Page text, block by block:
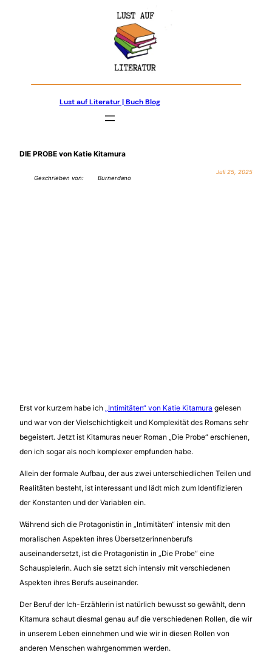
Lust auf Literatur | Buch Blog
DIE PROBE von Katie Kitamura
Geschrieben von: Burnerdano
Juli 25, 2025
Erst vor kurzem habe ich „Intimitäten“ von Katie Kitamura gelesen
und war von der Vielschichtigkeit und Komplexität des Romans sehr
begeistert. Jetzt ist Kitamuras neuer Roman „Die Probe“ erschienen,
den ich sogar als noch komplexer empfunden habe.
Allein der formale Aufbau, der aus zwei unterschiedlichen Teilen und
Realitäten besteht, ist interessant und lädt mich zum Identifizieren
der Konstanten und der Variablen ein.
Während sich die Protagonistin in „Intimitäten“ intensiv mit den
moralischen Aspekten ihres Übersetzerinnenberufs
auseinandersetzt, ist die Protagonistin in „Die Probe“ eine
Schauspielerin. Auch sie setzt sich intensiv mit verschiedenen
Aspekten ihres Berufs auseinander.
Der Beruf der Ich-Erzählerin ist natürlich bewusst so gewählt, denn
Kitamura schaut diesmal genau auf die verschiedenen Rollen, die wir
in unserem Leben einnehmen und wie wir in diesen Rollen von
anderen Menschen wahrgenommen werden.